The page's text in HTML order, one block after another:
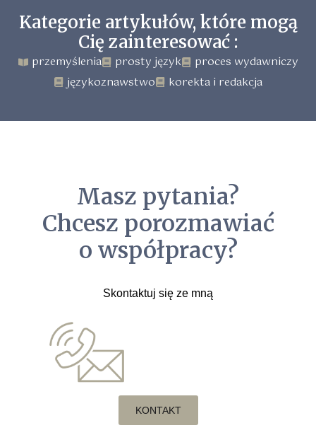
Kategorie artykułów, które mogą
Cię zainteresować :
przemyślenia prosty język
proces wydawniczy
językoznawstwo
korekta i redakcja
Masz pytania?
Chcesz porozmawiać
o współpracy?
Skontaktuj się ze mną
KONTAKT